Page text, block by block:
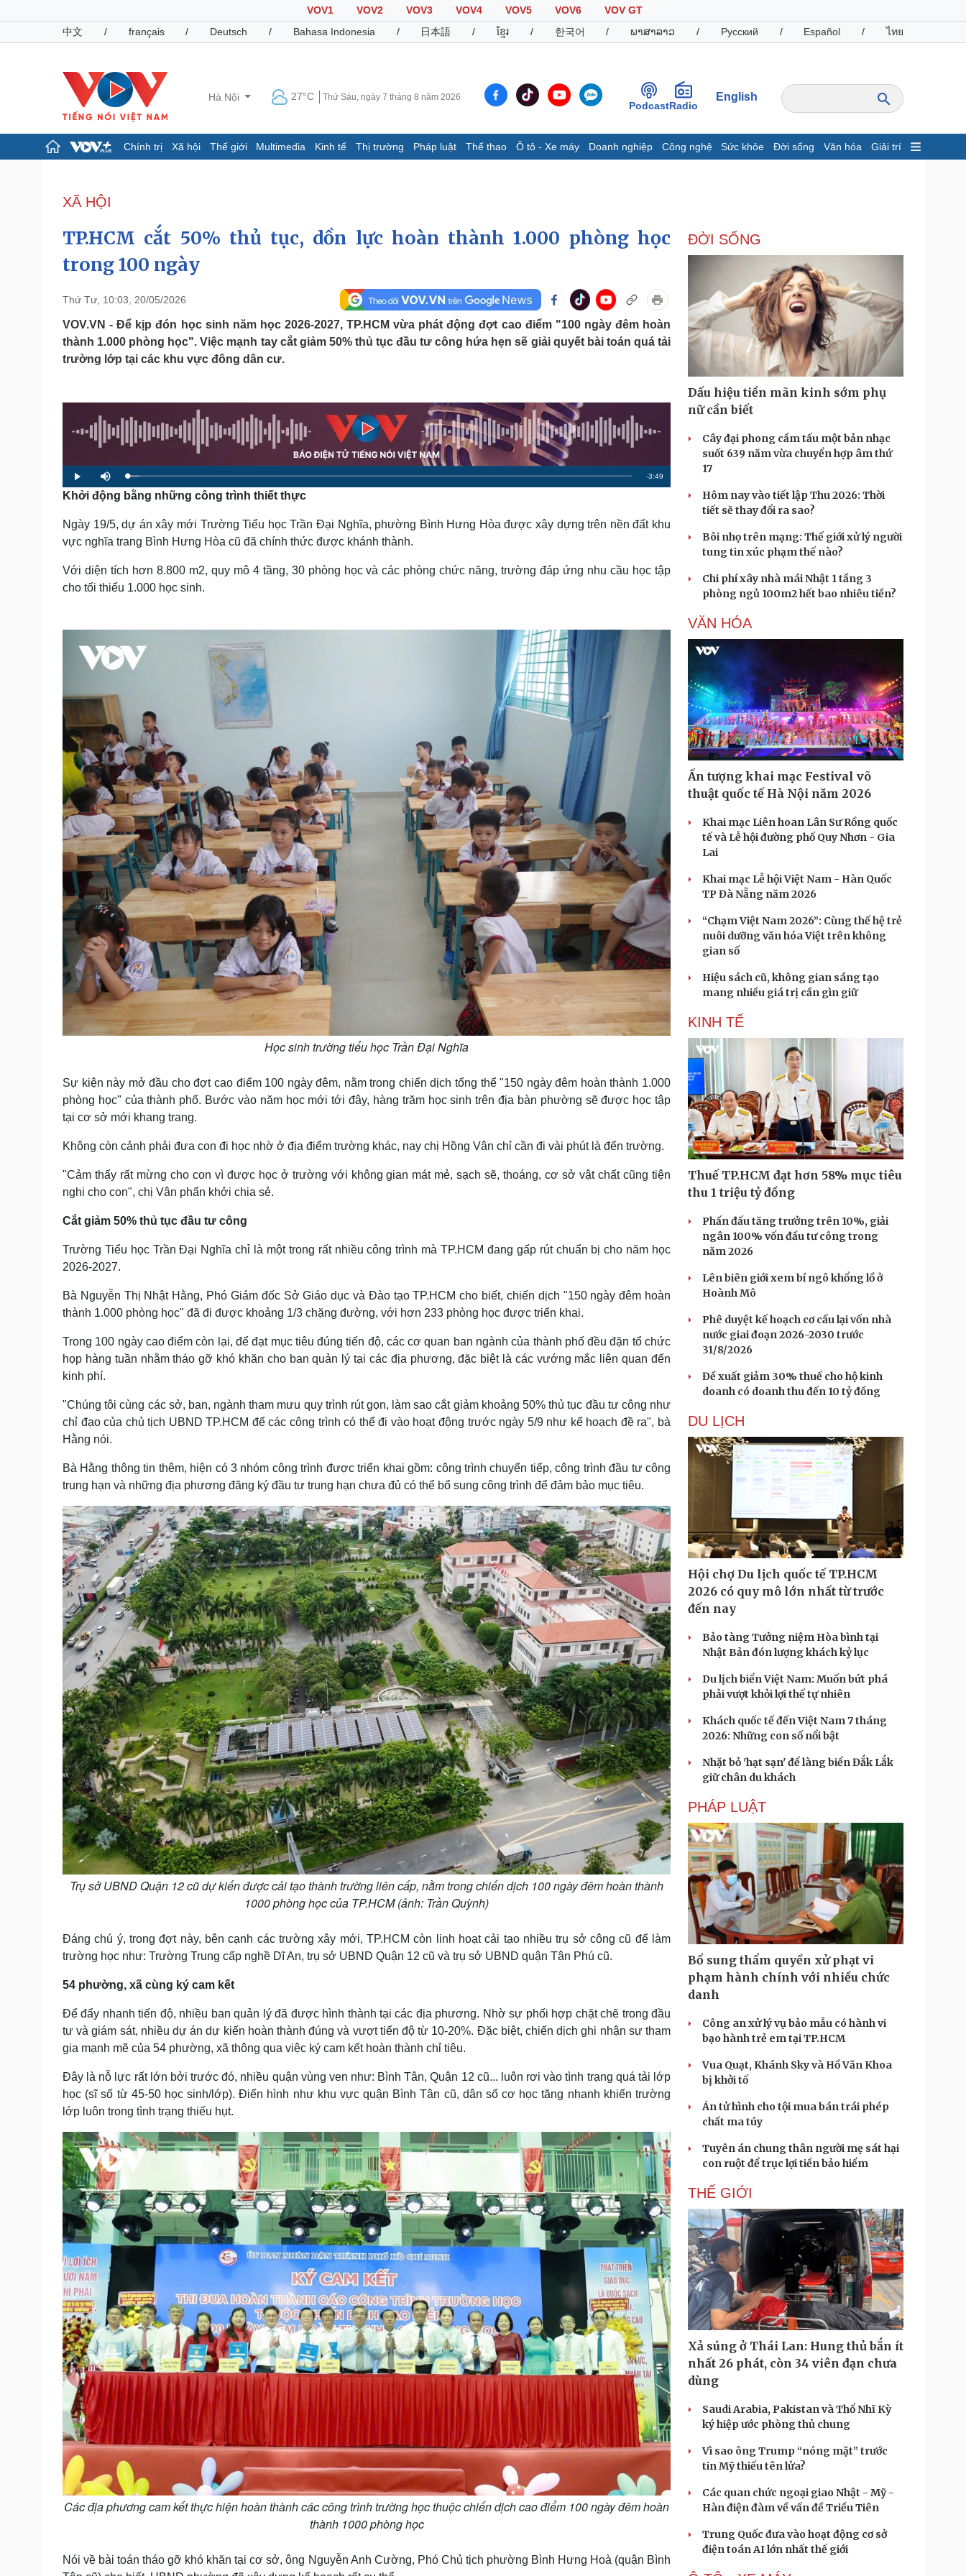
VOV1 VOV2 VOV3 VOV4 VOV5 VOV6
VOV GT
中文
/ français / Deutsch / Bahasa Indonesia / 日本語 / ខ្មែរ / 한국어 / ພາສາລາວ / Русский / Español / ไทย
Hà Nội 27°C Thứ Sáu, ngày 7 tháng 8 năm 2026
PodcastRadio
English
Chính trị Xã hội Thế giới Multimedia Kinh tế Thị trường Pháp luật Thể thao Ô tô - Xe máy Doanh nghiệp Công nghệ Sức khỏe Đời sống Văn hóa Giải trí
Đảng
Tổ chức nhân sự
Nhận diện sự thật
Dấu ấn VOV
Infographic
Giá cà phê
Pháp luật
Tin nóng
Tư vấn luật
Việt Nam
Phân tích
Thể thao
Lịch thi đấu bóng đá
Thế giới thể thao
Ô tô - Xe máy
Xe máy
Tư vấn
Doanh nghiệp
Thông tin doanh nghiệp
Doanh nghiệp 24h
Doanh nhân
Vì cộng đồng
Công nghệ
Sành điệu
Tin Công nghệ
Trải nghiệm
Chuyển đổi số
Sức khỏe
Dinh dưỡng - món ngon
Cây thuốc
Sản phụ khoa
Nhi khoa
Nam khoa
Làm đẹp - giảm cân
Ăn sạch sống khỏe
Đời sống
Nhà đẹp
Blog
Tình yêu - Gia đình
Văn hóa
Sân khấu - Điện ảnh
Văn học
Âm nhạc
Di sản
Giải trí
Nghệ sĩ
Thời trang
Sao Việt
Du lịch
Săn Tour
Podcast
Đọc truyện đêm khuya
Cửa sổ tình yêu
Cải chính
XÃ HỘI
TP.HCM cắt 50% thủ tục, dồn lực hoàn thành 1.000 phòng học
trong 100 ngày
Thứ Tư, 10:03, 20/05/2026
VOV.VN - Để kịp đón học sinh năm học 2026-2027, TP.HCM vừa phát động đợt cao điểm "100 ngày đêm hoàn
thành 1.000 phòng học". Việc mạnh tay cắt giảm 50% thủ tục đầu tư công hứa hẹn sẽ giải quyết bài toán quá tải
trường lớp tại các khu vực đông dân cư.
P
l
a
y
M
u
t
e
L
o
a
d
:
2
3
R
m
-3:49
Khởi động bằng những công trình thiết thực
Ngày 19/5, dự án xây mới Trường Tiểu học Trần Đại Nghĩa, phường Bình Hưng Hòa được xây dựng trên nền đất khu
vực nghĩa trang Bình Hưng Hòa cũ đã chính thức được khánh thành.
Với diện tích hơn 8.800 m2, quy mô 4 tầng, 30 phòng học và các phòng chức năng, trường đáp ứng nhu cầu học tập
cho tối thiểu 1.000 học sinh.
Học sinh trường tiểu học Trần Đại Nghĩa
Sự kiện này mở đầu cho đợt cao điểm 100 ngày đêm, nằm trong chiến dịch tổng thể "150 ngày đêm hoàn thành 1.000
phòng học" của thành phố. Bước vào năm học mới tới đây, hàng trăm học sinh trên địa bàn phường sẽ được học tập
tại cơ sở mới khang trang.
Không còn cảnh phải đưa con đi học nhờ ở địa điểm trường khác, nay chị Hồng Vân chỉ cần đi vài phút là đến trường.
"Cảm thấy rất mừng cho con vì được học ở trường với không gian mát mẻ, sạch sẽ, thoáng, cơ sở vật chất cũng tiện
nghi cho con", chị Vân phấn khởi chia sẻ.
Cắt giảm 50% thủ tục đầu tư công
Trường Tiểu học Trần Đại Nghĩa chỉ là một trong rất nhiều công trình mà TP.HCM đang gấp rút chuẩn bị cho năm học
2026-2027.
Bà Nguyễn Thị Nhật Hằng, Phó Giám đốc Sở Giáo dục và Đào tạo TP.HCM cho biết, chiến dịch "150 ngày đêm hoàn
thành 1.000 phòng học" đã đi được khoảng 1/3 chặng đường, với hơn 233 phòng học được triển khai.
Trong 100 ngày cao điểm còn lại, để đạt mục tiêu đúng tiến độ, các cơ quan ban ngành của thành phố đều đặn tổ chức
họp hàng tuần nhằm tháo gỡ khó khăn cho ban quản lý tại các địa phương, đặc biệt là các vướng mắc liên quan đến
kinh phí.
"Chúng tôi cùng các sở, ban, ngành tham mưu quy trình rút gọn, làm sao cắt giảm khoảng 50% thủ tục đầu tư công như
chỉ đạo của chủ tịch UBND TP.HCM để các công trình có thể đi vào hoạt động trước ngày 5/9 như kế hoạch đề ra", bà
Hằng nói.
Bà Hằng thông tin thêm, hiện có 3 nhóm công trình được triển khai gồm: công trình chuyển tiếp, công trình đầu tư công
trung hạn và những địa phương đăng ký đầu tư trung hạn chưa đủ có thể bổ sung công trình để đảm bảo mục tiêu.
Trụ sở UBND Quận 12 cũ dự kiến được cải tạo thành trường liên cấp, nằm trong chiến dịch 100 ngày đêm hoàn thành
1000 phòng học của TP.HCM (ảnh: Trần Quỳnh)
Đáng chú ý, trong đợt này, bên cạnh các trường xây mới, TP.HCM còn linh hoạt cải tạo nhiều trụ sở công cũ để làm
trường học như: Trường Trung cấp nghề Dĩ An, trụ sở UBND Quận 12 cũ và trụ sở UBND quận Tân Phú cũ.
54 phường, xã cùng ký cam kết
Để đẩy nhanh tiến độ, nhiều ban quản lý đã được hình thành tại các địa phương. Nhờ sự phối hợp chặt chẽ trong đầu
tư và giám sát, nhiều dự án dự kiến hoàn thành đúng và vượt tiến độ từ 10-20%. Đặc biệt, chiến dịch ghi nhận sự tham
gia mạnh mẽ của 54 phường, xã thông qua việc ký cam kết hoàn thành chỉ tiêu.
Đây là nỗ lực rất lớn bởi trước đó, nhiều quận vùng ven như: Bình Tân, Quận 12 cũ... luôn rơi vào tình trạng quá tải lớp
học (sĩ số từ 45-50 học sinh/lớp). Điển hình như khu vực quận Bình Tân cũ, dân số cơ học tăng nhanh khiến trường
lớp luôn trong tình trạng thiếu hụt.
Các địa phương cam kết thực hiện hoàn thành các công trình trường học thuộc chiến dịch cao điểm 100 ngày đêm hoàn
thành 1000 phòng học
Nói về bài toán tháo gỡ khó khăn tại cơ sở, ông Nguyễn Anh Cường, Phó Chủ tịch phường Bình Hưng Hoà (quận Bình
ĐỜI SỐNG
Dấu hiệu tiền mãn kinh sớm phụ
nữ cần biết
Cây đại phong cầm tấu một bản nhạc
suốt 639 năm vừa chuyển hợp âm thứ
17
Hôm nay vào tiết lập Thu 2026: Thời
tiết sẽ thay đổi ra sao?
Bôi nhọ trên mạng: Thế giới xử lý người
tung tin xúc phạm thế nào?
Chi phí xây nhà mái Nhật 1 tầng 3
phòng ngủ 100m2 hết bao nhiêu tiền?
VĂN HÓA
Ấn tượng khai mạc Festival võ
thuật quốc tế Hà Nội năm 2026
Khai mạc Liên hoan Lân Sư Rồng quốc
tế và Lễ hội đường phố Quy Nhơn - Gia
Lai
Khai mạc Lễ hội Việt Nam - Hàn Quốc
TP Đà Nẵng năm 2026
“Chạm Việt Nam 2026”: Cùng thế hệ trẻ
nuôi dưỡng văn hóa Việt trên không
gian số
Hiệu sách cũ, không gian sáng tạo
mang nhiều giá trị cần gìn giữ
KINH TẾ
Thuế TP.HCM đạt hơn 58% mục tiêu
thu 1 triệu tỷ đồng
Phấn đấu tăng trưởng trên 10%, giải
ngân 100% vốn đầu tư công trong
năm 2026
Lên biên giới xem bí ngô khổng lồ ở
Hoành Mô
Phê duyệt kế hoạch cơ cấu lại vốn nhà
nước giai đoạn 2026-2030 trước
31/8/2026
Đề xuất giảm 30% thuế cho hộ kinh
doanh có doanh thu đến 10 tỷ đồng
DU LỊCH
Hội chợ Du lịch quốc tế TP.HCM
2026 có quy mô lớn nhất từ trước
đến nay
Bảo tàng Tưởng niệm Hòa bình tại
Nhật Bản đón lượng khách kỷ lục
Du lịch biển Việt Nam: Muốn bứt phá
phải vượt khỏi lợi thế tự nhiên
Khách quốc tế đến Việt Nam 7 tháng
2026: Những con số nổi bật
Nhặt bỏ 'hạt sạn' để làng biển Đắk Lắk
giữ chân du khách
PHÁP LUẬT
Bổ sung thẩm quyền xử phạt vi
phạm hành chính với nhiều chức
danh
Công an xử lý vụ bảo mẫu có hành vi
bạo hành trẻ em tại TP.HCM
Vua Quạt, Khánh Sky và Hồ Văn Khoa
bị khởi tố
Án tử hình cho tội mua bán trái phép
chất ma túy
Tuyên án chung thân người mẹ sát hại
con ruột để trục lợi tiền bảo hiểm
THẾ GIỚI
Xả súng ở Thái Lan: Hung thủ bắn ít
nhất 26 phát, còn 34 viên đạn chưa
dùng
Saudi Arabia, Pakistan và Thổ Nhĩ Kỳ
ký hiệp ước phòng thủ chung
Vì sao ông Trump “nóng mặt” trước
tin Mỹ thiếu tên lửa?
Các quan chức ngoại giao Nhật - Mỹ -
Hàn điện đàm về vấn đề Triều Tiên
Trung Quốc đưa vào hoạt động cơ sở
điện toán AI lớn nhất thế giới